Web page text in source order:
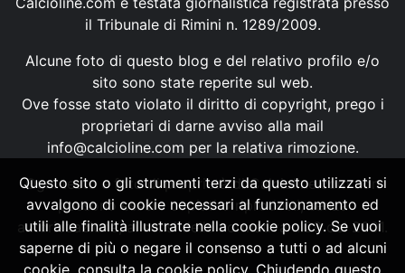
il Tribunale di Rimini n. 1289/2009.
Alcune foto di questo blog e del relativo profilo e/o
sito sono state reperite sul web.
Ove fosse stato violato il diritto di copyright, prego i
proprietari di darne avviso alla mail
info@calcioline.com per la relativa rimozione.
Ogni testo e foto di proprietà di Calcioline.com non
possono essere copiati o riprodotti, senza
autorizzazione, ai sensi della normativa n.29 del 2001.
Questo sito o gli strumenti terzi da questo utilizzati si
avvalgono di cookie necessari al funzionamento ed
utili alle finalità illustrate nella cookie policy. Se vuoi
saperne di più o negare il consenso a tutti o ad alcuni
cookie, consulta la cookie policy. Chiudendo questo